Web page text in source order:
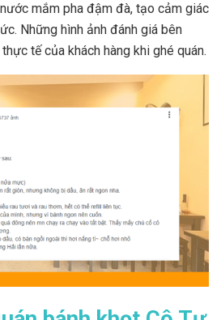
mắm pha đậm đà, tạo cảm giác
Những hình ảnh đánh giá bên
tế của khách hàng khi ghé quán.